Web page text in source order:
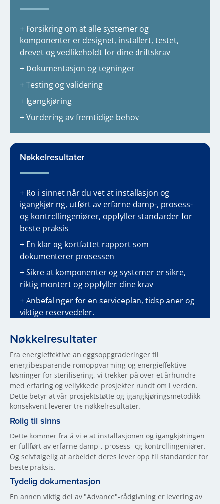
+ Forsikring om at alle systemer og
komponenter er designet, installert, testet,
drevet og vedlikeholdt for dine driftskrav
+ Dokumentasjon og tegninger
+ Testing og validering
+ Igangkjøring
+ Vurdering av fremtidige behov
Nøkkelresultater
+ Ro i sinnet når du vet at installasjon og
igangkjøring, utført av erfarne damp-, prosess-
og kontrollingeniører, oppfyller standarder for
beste praksis
+ En klar og kortfattet rapport som
dokumenterer prosessen
+ Sikre at komponenter og systemer er sikre,
riktig montert og oppfyller dine krav
+ Anbefalinger for en serviceplan, tidsplaner og
viktige reservedeler.
Nøkkelresultater
Fra energieffektive anleggsoppgraderinger til
energibesparende romoppvarming og energieffektive
løsninger for sterilisering, vi trekker på over et århundre
med erfaring og vellykkede prosjekter rundt om i verden.
Dette betyr at vår prosjektstøtte og igangkjøringsmetodikk
konsekvent leverer tre nøkkelresultater.
Rolig til sinns
Dette kommer fra å vite at installasjonen og igangkjøringen
er fullført av erfarne damp-, prosess- og kontrollingeniører.
Og selvfølgelig at arbeidet deres lever opp til standarder for
beste praksis.
Tydelig dokumentasjon
En annen viktig del av "Advance"-rådgivning er levering av